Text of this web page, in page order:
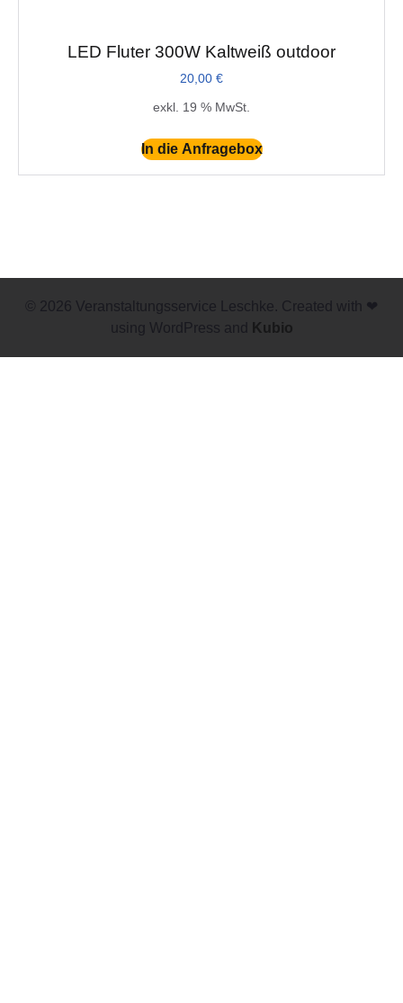
LED Fluter 300W Kaltweiß outdoor
20,00 €
exkl. 19 % MwSt.
In die Anfragebox
© 2026 Veranstaltungsservice Leschke. Created with ❤
using WordPress and
Kubio